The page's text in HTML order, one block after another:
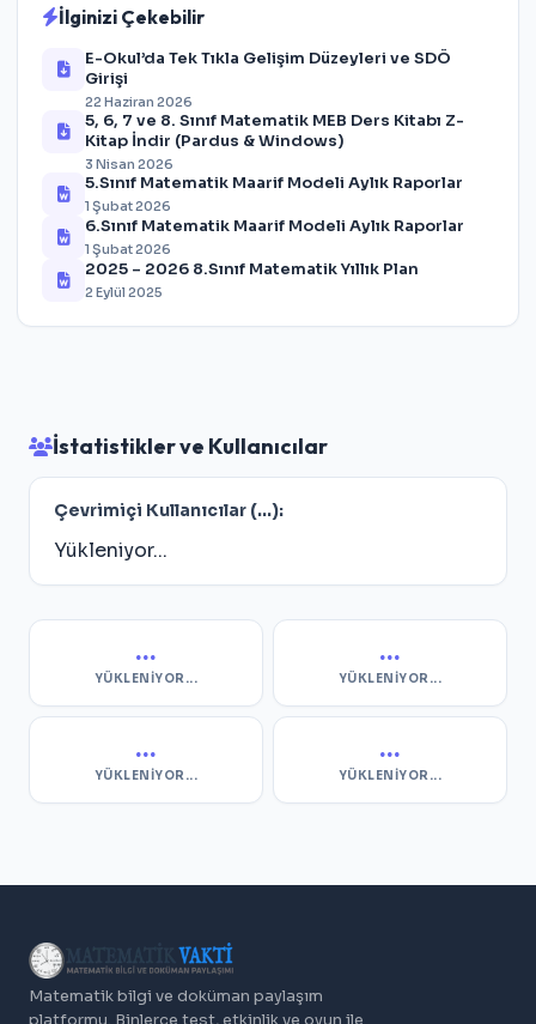
İlginizi Çekebilir
E-Okul’da Tek Tıkla Gelişim Düzeyleri ve SDÖ
Girişi
22 Haziran 2026
5, 6, 7 ve 8. Sınıf Matematik MEB Ders Kitabı Z-
Kitap İndir (Pardus & Windows)
3 Nisan 2026
5.Sınıf Matematik Maarif Modeli Aylık Raporlar
1 Şubat 2026
6.Sınıf Matematik Maarif Modeli Aylık Raporlar
1 Şubat 2026
2025 – 2026 8.Sınıf Matematik Yıllık Plan
2 Eylül 2025
İstatistikler ve Kullanıcılar
Çevrimiçi Kullanıcılar (...):
Yükleniyor...
...
YÜKLENIYOR...
...
YÜKLENIYOR...
...
YÜKLENIYOR...
...
YÜKLENIYOR...
Matematik bilgi ve doküman paylaşım
platformu. Binlerce test, etkinlik ve oyun ile